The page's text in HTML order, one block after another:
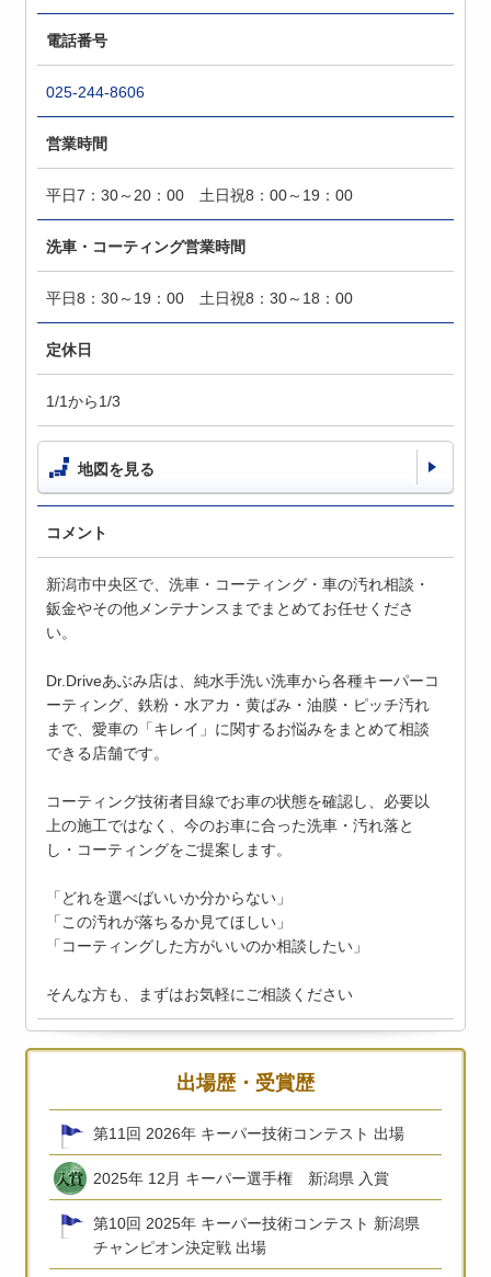
電話番号
025-244-8606
営業時間
平日7：30～20：00 土日祝8：00～19：00
洗車・コーティング営業時間
平日8：30～19：00 土日祝8：30～18：00
定休日
1/1から1/3
地図を見る
コメント
新潟市中央区で、洗車・コーティング・車の汚れ相談・
鈑金やその他メンテナンスまでまとめてお任せくださ
い。
Dr.Driveあぶみ店は、純水手洗い洗車から各種キーパーコ
ーティング、鉄粉・水アカ・黄ばみ・油膜・ピッチ汚れ
まで、愛車の「キレイ」に関するお悩みをまとめて相談
できる店舗です。
コーティング技術者目線でお車の状態を確認し、必要以
上の施工ではなく、今のお車に合った洗車・汚れ落と
し・コーティングをご提案します。
「どれを選べばいいか分からない」
「この汚れが落ちるか見てほしい」
「コーティングした方がいいのか相談したい」
そんな方も、まずはお気軽にご相談ください
出場歴・受賞歴
第11回 2026年 キーパー技術コンテスト 出場
2025年 12月 キーパー選手権 新潟県 入賞
第10回 2025年 キーパー技術コンテスト 新潟県
チャンピオン決定戦 出場